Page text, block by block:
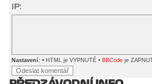
IP:
Nastavení: • HTML je VYPNUTÉ • BBCode je